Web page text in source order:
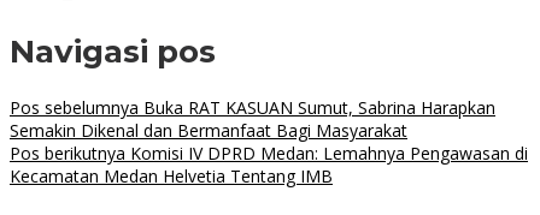
Navigasi pos
Pos sebelumnya Buka RAT KASUAN Sumut, Sabrina Harapkan
Semakin Dikenal dan Bermanfaat Bagi Masyarakat
Pos berikutnya Komisi IV DPRD Medan: Lemahnya Pengawasan di
Kecamatan Medan Helvetia Tentang IMB